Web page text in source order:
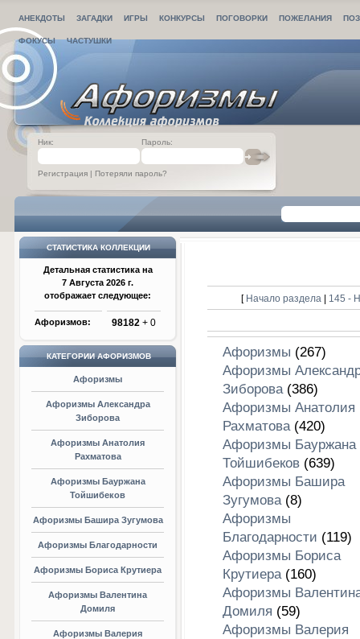
АНЕКДОТЫ ЗАГАДКИ ИГРЫ КОНКУРСЫ ПОГОВОРКИ ПОЖЕЛАНИЯ
ФОКУСЫ ЧАСТУШКИ
Ник: Пароль:
Регистрация | Потеряли пароль?
СТАТИСТИКА КОЛЛЕКЦИИ
Детальная статистика на
7 Августа 2026 г.
отображает следующее:
Афоризмов: 98182 + 0
КАТЕГОРИИ АФОРИЗМОВ
Афоризмы
Афоризмы Александра
Зиборова
Афоризмы Анатолия
Рахматова
Афоризмы Бауржана
Тойшибеков
Афоризмы Башира Зугумова
Афоризмы Благодарности
Афоризмы Бориса Крутиера
Афоризмы Валентина
Домиля
Афоризмы Валерия
[ Начало раздела | 145 -
Афоризмы (267)
Афоризмы
Зиборова(386)
Афоризмы Анатолия
Рахматова(420)
Афоризмы Бауржана
Тойшибеков(639)
Афоризмы Башира
Зугумова(8)
Афоризмы
Благодарности (119)
Афоризмы Бориса
Крутиера(160)
Афоризмы
Домиля (59)
Афоризмы Валерия